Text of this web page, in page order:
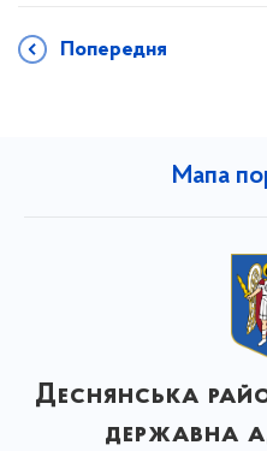
Попередня
Мапа
Деснянська
державна